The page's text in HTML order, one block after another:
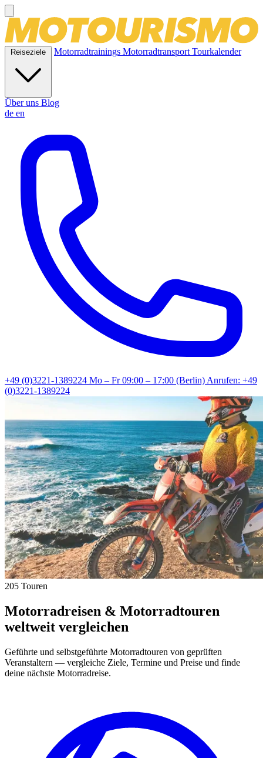
Reiseziele Motorradtrainings MotorradtransportTourkalender
Über uns Blog
de en
+49 (0)3221-1389224 Mo – Fr 09:00 – 17:00 (Berlin)Anrufen: +49
(0)3221-1389224
205 Touren
Motorradreisen & Motorradtouren
weltweit vergleichen
Geführte und selbstgeführte Motorradtouren von geprüften
Veranstaltern — vergleiche Ziele, Termine und Preise und finde
deine nächste Motorradreise.